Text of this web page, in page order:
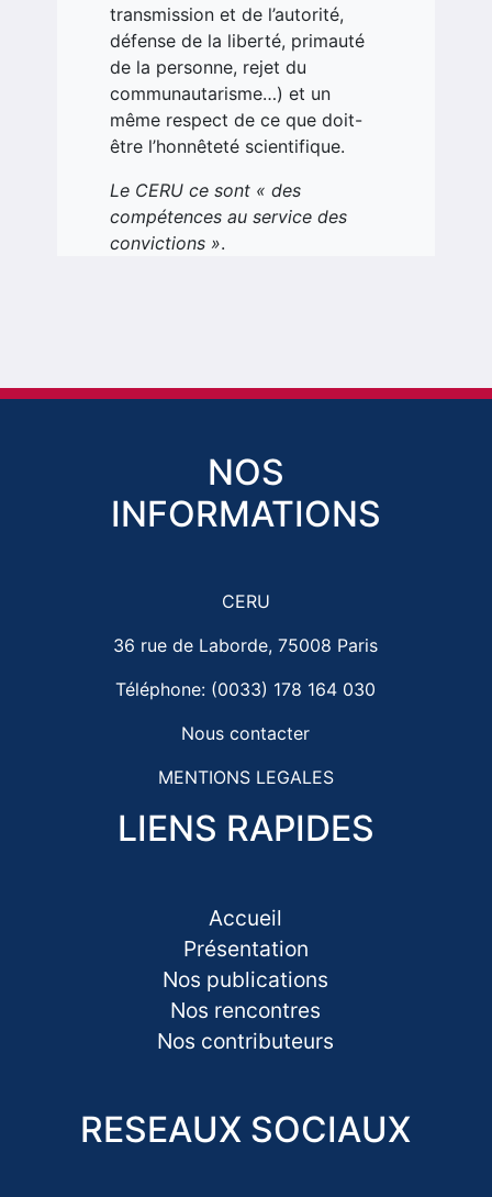
transmission et de l’autorité,
défense de la liberté, primauté
de la personne, rejet du
communautarisme…) et un
même respect de ce que doit-
être l’honnêteté scientifique.
Le CERU ce sont « des
compétences au service des
convictions ».
NOS
INFORMATIONS
CERU
36 rue de Laborde, 75008 Paris
Téléphone: (0033) 178 164 030
Nous contacter
MENTIONS LEGALES
LIENS RAPIDES
Accueil
Présentation
Nos publications
Nos rencontres
Nos contributeurs
RESEAUX SOCIAUX